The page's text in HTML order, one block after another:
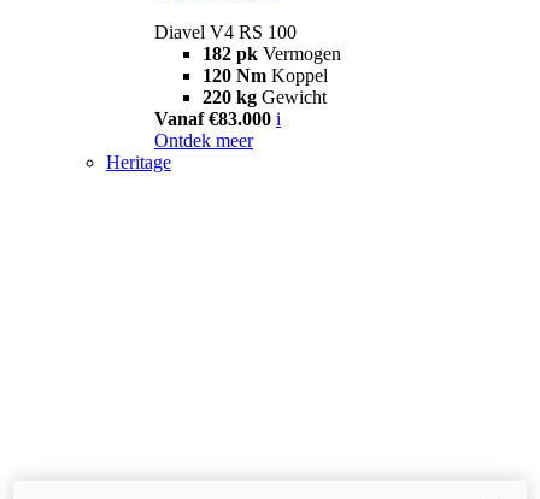
Diavel V4 RS 100
182 pk Vermogen
120 Nm Koppel
220 kg Gewicht
Vanaf €83.000 i
Ontdek meer
Heritage